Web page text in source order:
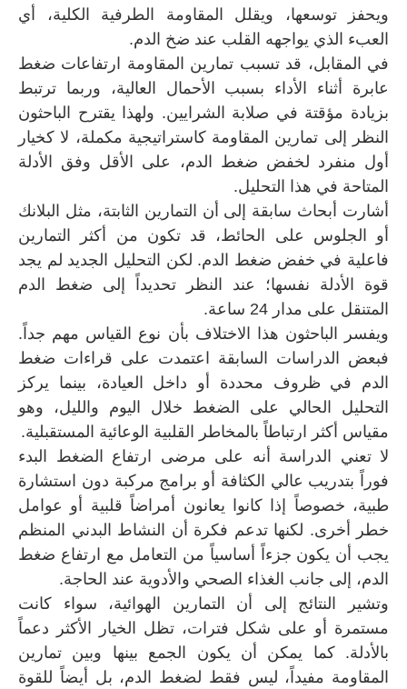
ويحفز توسعها، ويقلل المقاومة الطرفية الكلية، أي
العبء الذي يواجهه القلب عند ضخ الدم.
في المقابل، قد تسبب تمارين المقاومة ارتفاعات ضغط
عابرة أثناء الأداء بسبب الأحمال العالية، وربما ترتبط
بزيادة مؤقتة في صلابة الشرايين. ولهذا يقترح الباحثون
النظر إلى تمارين المقاومة كاستراتيجية مكملة، لا كخيار
أول منفرد لخفض ضغط الدم، على الأقل وفق الأدلة
المتاحة في هذا التحليل.
أشارت أبحاث سابقة إلى أن التمارين الثابتة، مثل البلانك
أو الجلوس على الحائط، قد تكون من أكثر التمارين
فاعلية في خفض ضغط الدم. لكن التحليل الجديد لم يجد
قوة الأدلة نفسها؛ عند النظر تحديداً إلى ضغط الدم
المتنقل على مدار 24 ساعة.
ويفسر الباحثون هذا الاختلاف بأن نوع القياس مهم جداً.
فبعض الدراسات السابقة اعتمدت على قراءات ضغط
الدم في ظروف محددة أو داخل العيادة، بينما يركز
التحليل الحالي على الضغط خلال اليوم والليل، وهو
مقياس أكثر ارتباطاً بالمخاطر القلبية الوعائية المستقبلية.
لا تعني الدراسة أنه على مرضى ارتفاع الضغط البدء
فوراً بتدريب عالي الكثافة أو برامج مركبة دون استشارة
طبية، خصوصاً إذا كانوا يعانون أمراضاً قلبية أو عوامل
خطر أخرى. لكنها تدعم فكرة أن النشاط البدني المنظم
يجب أن يكون جزءاً أساسياً من التعامل مع ارتفاع ضغط
الدم، إلى جانب الغذاء الصحي والأدوية عند الحاجة.
وتشير النتائج إلى أن التمارين الهوائية، سواء كانت
مستمرة أو على شكل فترات، تظل الخيار الأكثر دعماً
بالأدلة. كما يمكن أن يكون الجمع بينها وبين تمارين
المقاومة مفيداً، ليس فقط لضغط الدم، بل أيضاً للقوة